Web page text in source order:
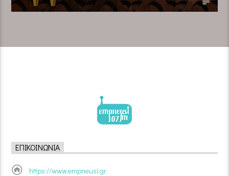
ΕΠΙΚΟΙΝΩΝΊΑ
https://www.empneusi.gr